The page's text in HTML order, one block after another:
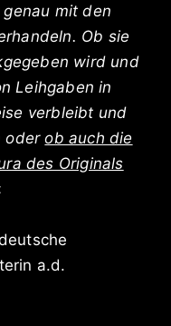
mit den
Ob sie
wird und
Leihgaben in
verbleibt und
oderob auch die
des Originals
a.d.